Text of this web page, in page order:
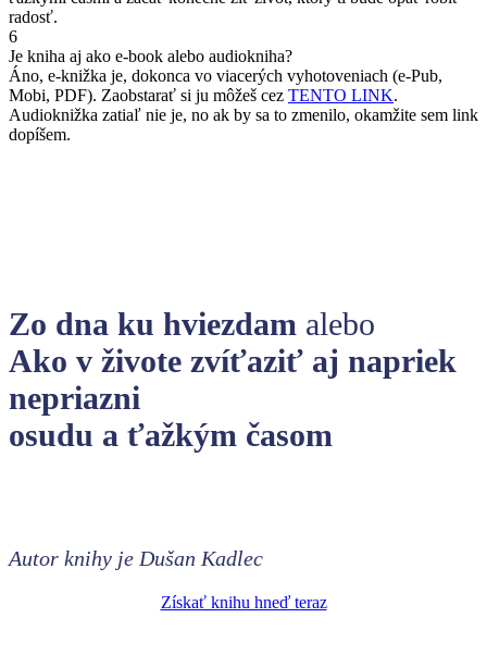
radosť.
6
Je kniha aj ako e-book alebo audiokniha?
Áno, e-knižka je, dokonca vo viacerých vyhotoveniach (e-Pub,
Mobi, PDF). Zaobstarať si ju môžeš cez TENTO LINK.
Audioknižka zatiaľ nie je, no ak by sa to zmenilo, okamžite sem link
dopíšem.
Zo dna ku hviezdam alebo
Ako v živote zvíťaziť aj napriek
nepriazni
osudu a ťažkým časom
Autor knihy je Dušan Kadlec
Získať knihu hneď teraz